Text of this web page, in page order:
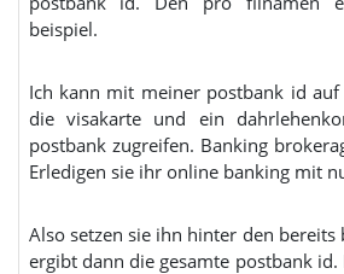
beispiel.
Ich kann mit meiner postbank id
die visakarte und ein
postbank zugreifen. Banking
Erledigen sie ihr online banking mit
Also setzen sie ihn hinter den bereits
ergibt dann die gesamte postbank